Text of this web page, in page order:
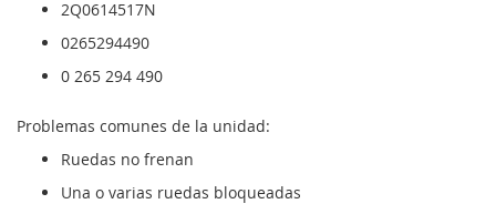
2Q0614517N
0265294490
0 265 294 490
Problemas comunes de la unidad:
Ruedas no frenan
Una o varias ruedas bloqueadas